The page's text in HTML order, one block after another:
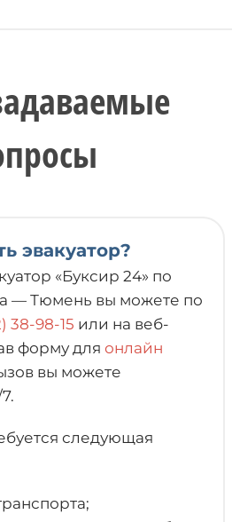
эвакуатор?
«Буксир 24» по
— Тюмень вы можете по
38-98-15 или на веб-
форму для онлайн
вы можете
следующая